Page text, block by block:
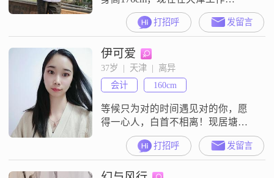
##3002##我的月收入在12001到
20000元这个区间，学历是硕士
##3002##我平时是一个真诚相待的
人，对待感情和生活都希望用真心
去交流##3002##我平时喜欢打乒乓
球，也喜欢摄影摄像，会用镜头记
录生活里的片段##3002##我比较看
重平衡工作
打招呼 发留言
伊可爱
37岁  |  天津  |  离异
会计
160cm
等候只为对的时间遇见对的你，愿
得一心人，白首不相离！现居塘
沽，海洋高新区工作，坦诚实在本
分善良的人儿，想找一位顾家有责
任心人品好的男士，相伴一生! 非诚
打招呼 发留言